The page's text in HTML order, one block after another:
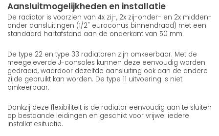
Aansluitmogelijkheden en installatie
De radiator is voorzien van 4x zij-, 2x zij-onder- en 2x midden-
onder aansluitingen (1/2" euroconus binnendraad) met een
standaard hartafstand aan de onderkant van 50 mm.
De type 22 en type 33 radiatoren zijn omkeerbaar. Met de
meegeleverde J-consoles kunnen deze eenvoudig worden
gedraaid, waardoor dezelfde aansluiting ook aan de andere
zijde gebruikt kan worden. De type 11 uitvoering is niet
omkeerbaar.
Dankzij deze flexibiliteit is de radiator eenvoudig aan te sluiten
op bestaande leidingen en geschikt voor vrijwel iedere
installatiesituatie.